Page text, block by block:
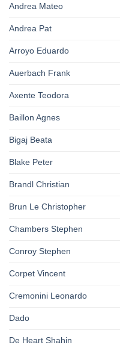
Andrea Mateo
Andrea Pat
Arroyo Eduardo
Auerbach Frank
Axente Teodora
Baillon Agnes
Bigaj Beata
Blake Peter
Brandl Christian
Brun Le Christopher
Chambers Stephen
Conroy Stephen
Corpet Vincent
Cremonini Leonardo
Dado
De Heart Shahin